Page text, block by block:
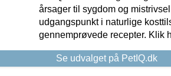
årsager til sygdom og
udgangspunkt i naturlige
gennemprøvede recepter. Klik
Se udvalget på PetIQ.dk